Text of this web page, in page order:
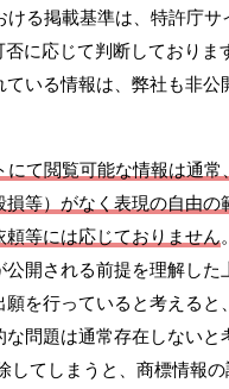
ける掲載基準は、特許庁サ
に応じて判断しておりま
いる情報は、弊社も非公
にて閲覧可能な情報は通常
等）がなく表現の自由の
頼等には応じておりません
開される前提を理解した
を行っていると考えると
問題は通常存在しないと
してしまうと、商標情報